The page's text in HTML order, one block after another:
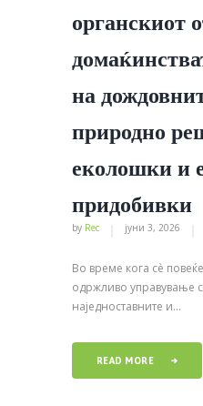
органскиот
на
природно
еколошки и
придобивки
by Rec јуни 3, 2026
Во време кога сѐ
одржливо управување
наједноставните и...
READ MORE